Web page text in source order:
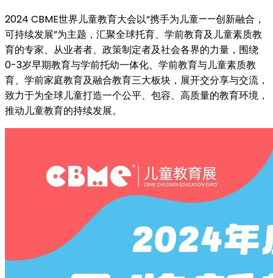
2024 CBME世界儿童教育大会以“携手为儿童——创新融合，
可持续发展”为主题，汇聚全球托育、学前教育及儿童素质教
育的专家、从业者者、政策制定者及社会各界的力量，围绕
0-3岁早期教育与学前托幼一体化、学前教育与儿童素质教
育、学前家庭教育及融合教育三大板块，展开交分享与交流，
致力于为全球儿童打造一个公平、包容、高质量的教育环境，
推动儿童教育的持续发展。